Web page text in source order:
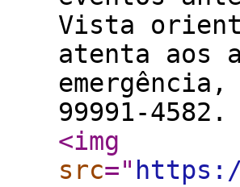
Vista
atenta aos
99991-4582.
<img
src="